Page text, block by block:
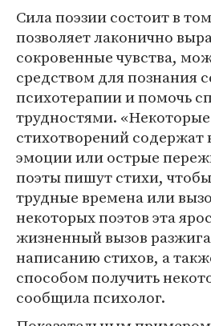
Сила поэзии состоит в
позволяет лаконично
сокровенные чувства,
средством для познания
психотерапии и помочь
трудностями.
стихотворений содержат
эмоции или острые
поэты пишут стихи,
трудные времена или
некоторых поэтов эта
жизненный вызов
написанию стихов, а
способом получить
сообщила психолог.